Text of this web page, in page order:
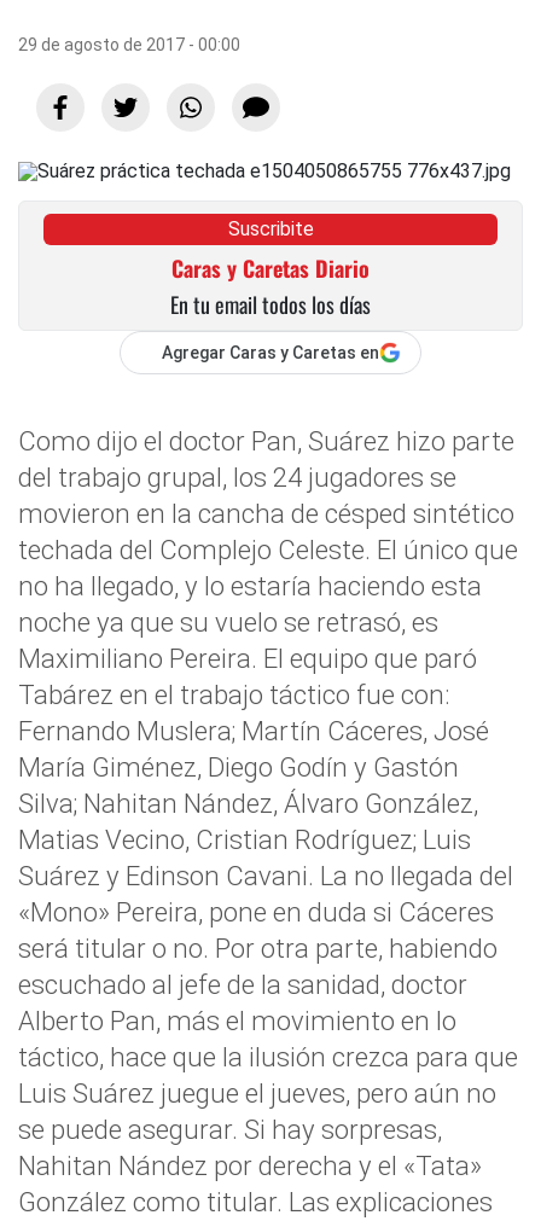
29 de agosto de 2017 - 00:00
Suscribite
Caras y Caretas Diario
En tu email todos los días
Agregar Caras y Caretas en
Como dijo el doctor Pan, Suárez hizo parte
del trabajo grupal, los 24 jugadores se
movieron en la cancha de césped sintético
techada del Complejo Celeste. El único que
no ha llegado, y lo estaría haciendo esta
noche ya que su vuelo se retrasó, es
Maximiliano Pereira. El equipo que paró
Tabárez en el trabajo táctico fue con:
Fernando Muslera; Martín Cáceres, José
María Giménez, Diego Godín y Gastón
Silva; Nahitan Nández, Álvaro González,
Matias Vecino, Cristian Rodríguez; ​Luis
Suárez y Edinson Cavani. La no llegada del
«Mono» Pereira, pone en duda si Cáceres
será titular o no. Por otra parte, habiendo
escuchado al jefe de la sanidad, doctor
Alberto Pan, más el movimiento en lo
táctico, hace que la ilusión crezca para que
Luis Suárez juegue el jueves, pero aún no
se puede asegurar. Si hay sorpresas,
Nahitan Nández por derecha y el «Tata»
González como titular. Las explicaciones